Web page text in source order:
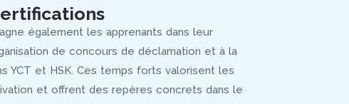
également les apprenants dans leur
de concours de déclamation et à la
YCT et HSK. Ces temps forts valorisent les
et offrent des repères concrets dans le